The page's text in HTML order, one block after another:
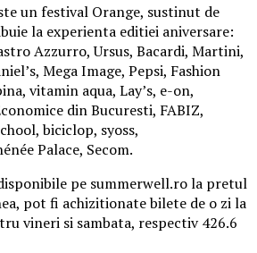
un festival Orange, sustinut de
la experienta editiei aniversare:
Azzurro, Ursus, Bacardi, Martini,
Mega Image, Pepsi, Fashion
vitamin aqua, Lay’s, e-on,
din Bucuresti, FABIZ,
biciclop, syoss,
Palace, Secom.
pe summerwell.ro la pretul
pot fi achizitionate bilete de o zi la
vineri si sambata, respectiv 426.6